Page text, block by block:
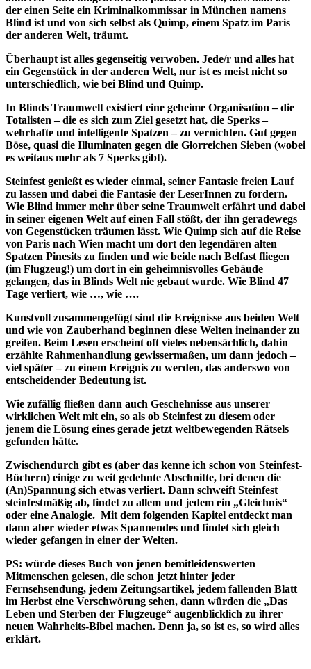
der einen Seite ein Kriminalkommissar in München namens
Blind ist und von sich selbst als Quimp, einem Spatz im Paris
der anderen Welt, träumt.
Überhaupt ist alles gegenseitig verwoben. Jede/r und alles hat
ein Gegenstück in der anderen Welt, nur ist es meist nicht so
unterschiedlich, wie bei Blind und Quimp.
In Blinds Traumwelt existiert eine geheime Organisation – die
Totalisten – die es sich zum Ziel gesetzt hat, die Sperks –
wehrhafte und intelligente Spatzen – zu vernichten. Gut gegen
Böse, quasi die Illuminaten gegen die Glorreichen Sieben (wobei
es weitaus mehr als 7 Sperks gibt).
Steinfest genießt es wieder einmal, seiner Fantasie freien Lauf
zu lassen und dabei die Fantasie der LeserInnen zu fordern.
Wie Blind immer mehr über seine Traumwelt erfährt und dabei
in seiner eigenen Welt auf einen Fall stößt, der ihn geradewegs
von Gegenstücken träumen lässt. Wie Quimp sich auf die Reise
von Paris nach Wien macht um dort den legendären alten
Spatzen Pinesits zu finden und wie beide nach Belfast fliegen
(im Flugzeug!) um dort in ein geheimnisvolles Gebäude
gelangen, das in Blinds Welt nie gebaut wurde. Wie Blind 47
Tage verliert, wie …, wie ….
Kunstvoll zusammengefügt sind die Ereignisse aus beiden Welt
und wie von Zauberhand beginnen diese Welten ineinander zu
greifen. Beim Lesen erscheint oft vieles nebensächlich, dahin
erzählte Rahmenhandlung gewissermaßen, um dann jedoch –
viel später – zu einem Ereignis zu werden, das anderswo von
entscheidender Bedeutung ist.
Wie zufällig fließen dann auch Geschehnisse aus unserer
wirklichen Welt mit ein, so als ob Steinfest zu diesem oder
jenem die Lösung eines gerade jetzt weltbewegenden Rätsels
gefunden hätte.
Zwischendurch gibt es (aber das kenne ich schon von Steinfest-
Büchern) einige zu weit gedehnte Abschnitte, bei denen die
(An)Spannung sich etwas verliert. Dann schweift Steinfest
steinfestmäßig ab, findet zu allem und jedem ein „Gleichnis“
oder eine Analogie. Mit dem folgenden Kapitel entdeckt man
dann aber wieder etwas Spannendes und findet sich gleich
wieder gefangen in einer der Welten.
PS: würde dieses Buch von jenen bemitleidenswerten
Mitmenschen gelesen, die schon jetzt hinter jeder
Fernsehsendung, jedem Zeitungsartikel, jedem fallenden Blatt
im Herbst eine Verschwörung sehen, dann würden die „Das
Leben und Sterben der Flugzeuge“ augenblicklich zu ihrer
neuen Wahrheits-Bibel machen. Denn ja, so ist es, so wird alles
erklärt.